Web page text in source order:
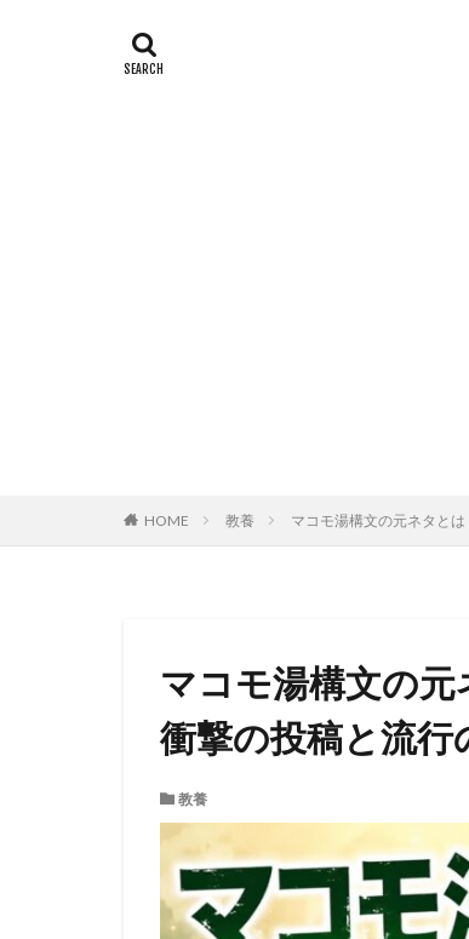
HOME 教養 マコモ湯構文の元ネタと
マコモ湯構文の元
衝撃の投稿と流行
教養